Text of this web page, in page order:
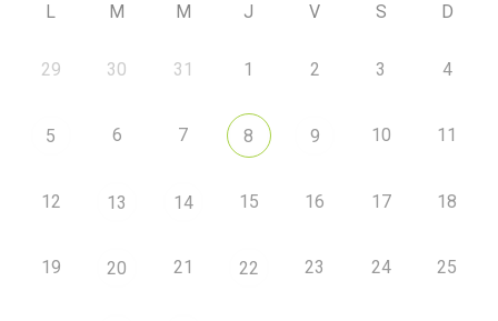
L M M J V S D
29 30 31 1 2 3 4
5 6 7 8 9 10 11
12 13 14 15 16 17 18
19 20 21 22 23 24 25